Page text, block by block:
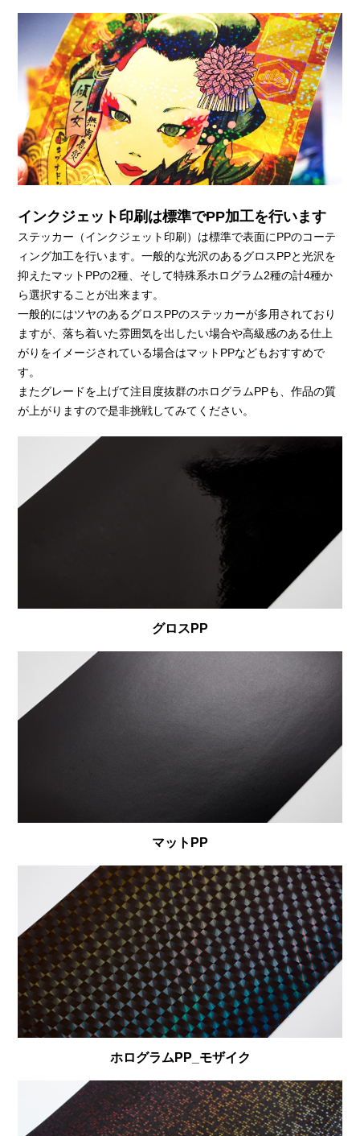
インクジェット印刷は標準でPP加工を行います
ステッカー（インクジェット印刷）は標準で表面にPPのコーテ
ィング加工を行います。一般的な光沢のあるグロスPPと光沢を
抑えたマットPPの2種、そして特殊系ホログラム2種の計4種か
ら選択することが出来ます。
一般的にはツヤのあるグロスPPのステッカーが多用されており
ますが、落ち着いた雰囲気を出したい場合や高級感のある仕上
がりをイメージされている場合はマットPPなどもおすすめで
す。
またグレードを上げて注目度抜群のホログラムPPも、作品の質
が上がりますので是非挑戦してみてください。
グロスPP
マットPP
ホログラムPP_モザイク